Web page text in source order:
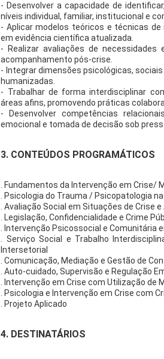
- Desenvolver a capacidade de
níveis individual, familiar, institucional e
- Aplicar modelos teóricos e técnicas
em evidência científica atualizada.
- Realizar avaliações de
acompanhamento pós-crise.
- Integrar dimensões psicológicas,
humanizadas.
- Trabalhar de forma interdisciplinar
áreas afins, promovendo práticas
- Desenvolver competências
emocional e tomada de decisão sob
3. CONTEÚDOS PROGRAMÁTICOS
. Fundamentos da Intervenção em Crise/
. Psicologia do Trauma / Psicopatologia
. Avaliação Social em Situações de Crise
. Legislação, Confidencialidade e Crime
. Intervenção Psicossocial e Comunitária
. Serviço Social e Trabalho
Intersetorial
. Comunicação, Mediação e Gestão de
. Auto-cuidado, Supervisão e Regulação
. Intervenção em Crise com Utilização de
. Psicologia e Intervenção em Crise com
. Projeto Aplicado
4. DESTINATÁRIOS